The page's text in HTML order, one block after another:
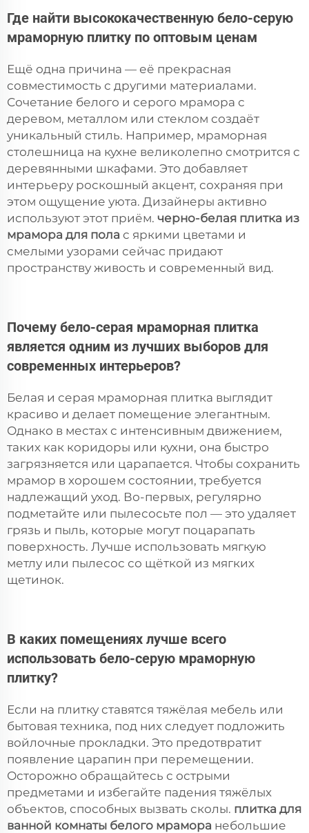
Где найти высококачественную бело-серую
мраморную плитку по оптовым ценам
Ещё одна причина — её прекрасная
совместимость с другими материалами.
Сочетание белого и серого мрамора с
деревом, металлом или стеклом создаёт
уникальный стиль. Например, мраморная
столешница на кухне великолепно смотрится с
деревянными шкафами. Это добавляет
интерьеру роскошный акцент, сохраняя при
этом ощущение уюта. Дизайнеры активно
используют этот приём. черно-белая плитка из
мрамора для пола с яркими цветами и
смелыми узорами сейчас придают
пространству живость и современный вид.
Почему бело-серая мраморная плитка
является одним из лучших выборов для
современных интерьеров?
Белая и серая мраморная плитка выглядит
красиво и делает помещение элегантным.
Однако в местах с интенсивным движением,
таких как коридоры или кухни, она быстро
загрязняется или царапается. Чтобы сохранить
мрамор в хорошем состоянии, требуется
надлежащий уход. Во-первых, регулярно
подметайте или пылесосьте пол — это удаляет
грязь и пыль, которые могут поцарапать
поверхность. Лучше использовать мягкую
метлу или пылесос со щёткой из мягких
щетинок.
В каких помещениях лучше всего
использовать бело-серую мраморную
плитку?
Если на плитку ставятся тяжёлая мебель или
бытовая техника, под них следует подложить
войлочные прокладки. Это предотвратит
появление царапин при перемещении.
Осторожно обращайтесь с острыми
предметами и избегайте падения тяжёлых
объектов, способных вызвать сколы. плитка для
ванной комнаты белого мрамора небольшие